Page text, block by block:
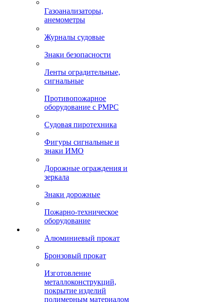
Газоанализаторы,
анемометры
Журналы судовые
Знаки безопасности
Ленты оградительные,
сигнальные
Противопожарное
оборудование с РМРС
Судовая пиротехника
Фигуры сигнальные и
знаки ИМО
Дорожные ограждения и
зеркала
Знаки дорожные
Пожарно-техническое
оборудование
Алюминиевый прокат
Бронзовый прокат
Изготовление
металлоконструкций,
покрытие изделий
полимерным материалом